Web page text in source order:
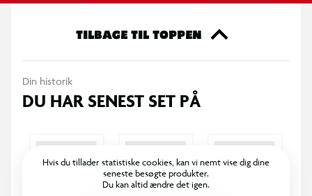
TILBAGE TIL TOPPEN
Din historik
DU HAR SENEST SET PÅ
Hvis du tillader statistiske cookies, kan vi nemt vise dig dine
seneste besøgte produkter.
Du kan altid ændre det igen.